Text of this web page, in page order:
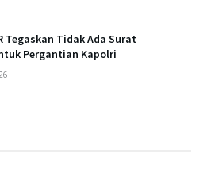
Tegaskan Tidak Ada Surat
Pergantian Kapolri